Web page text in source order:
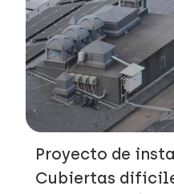
Proyecto de
Cubiertas